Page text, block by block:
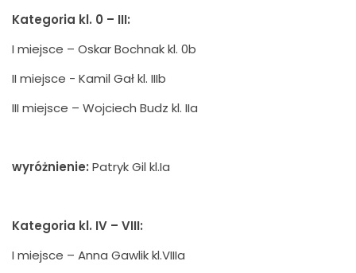
Kategoria kl. 0 – III:
I miejsce – Oskar Bochnak kl. 0b
II miejsce - Kamil Gał kl. IIIb
III miejsce – Wojciech Budz kl. IIa
wyróżnienie: Patryk Gil kl.Ia
Kategoria kl. IV – VIII:
I miejsce – Anna Gawlik kl.VIIIa